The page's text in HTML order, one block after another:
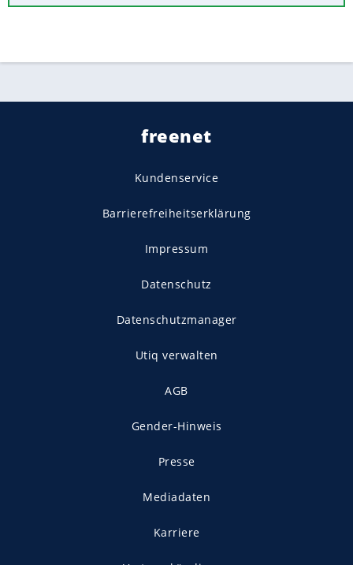
freenet
Kundenservice
Barrierefreiheitserklärung
Impressum
Datenschutz
Datenschutzmanager
Utiq verwalten
AGB
Gender-Hinweis
Presse
Mediadaten
Karriere